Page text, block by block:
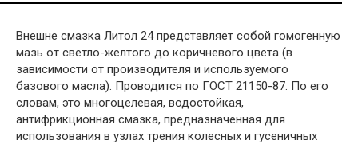
Внешне смазка Литол 24 представляет собой гомогенную
мазь от светло-желтого до коричневого цвета (в
зависимости от производителя и используемого
базового масла). Проводится по ГОСТ 21150-87. По его
словам, это многоцелевая, водостойкая,
антифрикционная смазка, предназначенная для
использования в узлах трения колесных и гусеничных